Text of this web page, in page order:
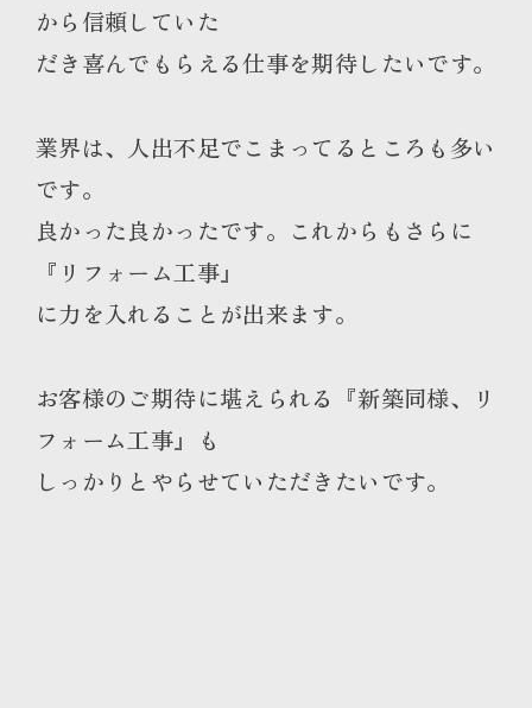
から信頼していた
だき喜んでもらえる仕事を期待したいです。
業界は、人出不足でこまってるところも多い
です。
良かった良かったです。これからもさらに
『リフォーム工事』
に力を入れることが出来ます。
お客様のご期待に堪えられる『新築同様、リ
フォーム工事』も
しっかりとやらせていただきたいです。